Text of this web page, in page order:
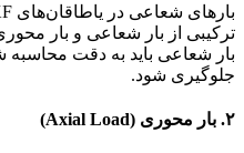
ترکیبی از بار شعاعی و بار
بار شعاعی باید به دقت محاسبه
جلوگیری شود.
۲. بار محوری (Axial Load)